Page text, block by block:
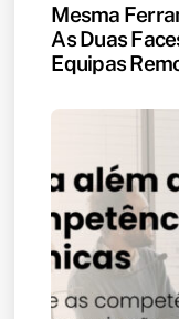
Mesma
As Duas
Equipas